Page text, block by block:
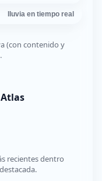
lluvia en tiempo real
(con contenido y
Atlas
recientes dentro